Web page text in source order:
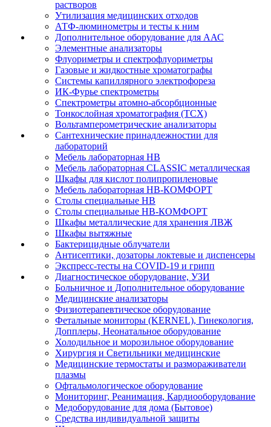
растворов
Утилизация медицинских отходов
АТФ-люминометры и тесты к ним
Дополнительное оборудование для ААС
Элементные анализаторы
Флуориметры и спектрофлуориметры
Газовые и жидкостные хроматографы
Системы капиллярного электрофореза
ИК-Фурье спектрометры
Спектрометры атомно-абсорбционные
Тонкослойная хроматография (ТСХ)
Вольтамперометрические анализаторы
Сантехнические принадлежностии для
лабораторий
Мебель лабораторная НВ
Мебель лабораторная CLASSIC металлическая
Шкафы для кислот полипропиленовые
Мебель лабораторная НВ-КОМФОРТ
Столы специальные НВ
Столы специальные НВ-КОМФОРТ
Шкафы металлические для хранения ЛВЖ
Шкафы вытяжные
Бактерицидные облучатели
Антисептики, дозаторы локтевые и диспенсеры
Экспресс-тесты на COVID-19 и грипп
Диагностическое оборудование, УЗИ
Больничное и Дополнительное оборудование
Медицинские анализаторы
Физиотерапевтическое оборудование
Фетальные мониторы (KERNEL), Гинекология,
Допплеры, Неонатальное оборудование
Холодильное и морозильное оборудование
Хирургия и Светильники медицинские
Медицинские термостаты и размораживатели
плазмы
Офтальмологическое оборудование
Мониторинг, Реанимация, Кардиооборудование
Медоборудование для дома (Бытовое)
Средства индивидуальной защиты